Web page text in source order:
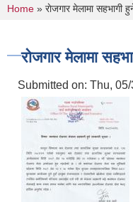
You are here
Home » राेजगार मेलामा सहभागी
राेजगार मेलामा
Submitted on: Thu,